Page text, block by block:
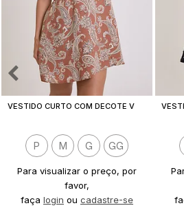
P M G GG
Para visualizar o preço, por
favor,
faça login ou cadastre-se